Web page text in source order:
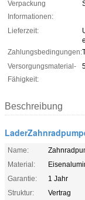
Verpackung
Informationen:
Lieferzeit:
Zahlungsbedingungen:
Versorgungsmaterial-
Fähigkeit:
Beschreibung
Name:
Material:
Garantie:
1 Jahr
Struktur:
Vertrag